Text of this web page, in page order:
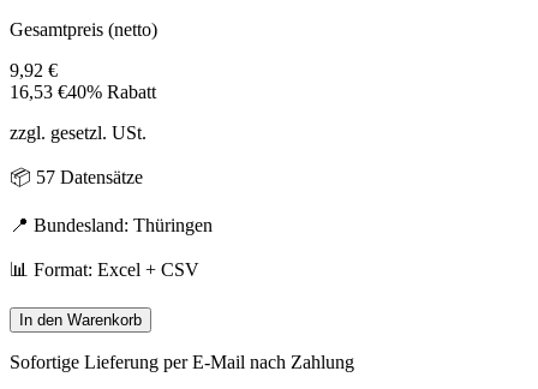
Gesamtpreis (netto)
9,92 €
16,53 €40% Rabatt
zzgl. gesetzl. USt.
📦 57 Datensätze
📍 Bundesland: Thüringen
📊 Format: Excel + CSV
In den Warenkorb
Sofortige Lieferung per E-Mail nach Zahlung